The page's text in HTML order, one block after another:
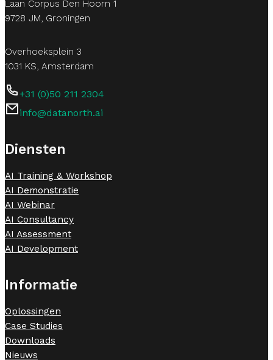
Laan Corpus Den Hoorn 1
9728 JM, Groningen
Overhoeksplein 3
1031 KS, Amsterdam
+31 (0)50 211 2304
info@datanorth.ai
Diensten
AI Training & Workshop
AI Demonstratie
AI Webinar
AI Consultancy
AI Assessment
AI Development
Informatie
Oplossingen
Case Studies
Downloads
Nieuws